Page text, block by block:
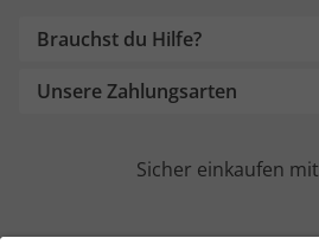
Brauchst du Hilfe?
Unsere Zahlungsarten
Sicher einkaufen mit